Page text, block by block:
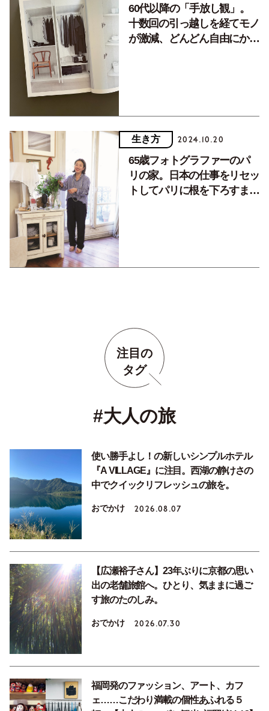
60代以降の「手放し観」。
十数回の引っ越しを経てモノ
が激減、どんどん自由にかろ
生き方 2024.10.20
65歳フォトグラファーのパ
リの家。日本の仕事をリセッ
トしてパリに根を下ろすまで
注目の
タグ
#大人の旅
使い勝手よし！の新しいシンプルホテル
『A VILLAGE』に注目。西湖の静けさの
中でクイックリフレッシュの旅を。
おでかけ 2026.08.07
【広瀬裕子さん】23年ぶりに京都の思い
出の老舗旅館へ。ひとり、気ままに過ご
す旅のたのしみ。
おでかけ 2026.07.30
福岡発のファッション、アート、カフ
ェ……こだわり満載の個性あふれる５